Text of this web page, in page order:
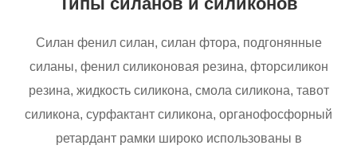
Силан фенил силан, силан фтора, подгонянные
силаны, фенил силиконовая резина, фторсиликон
резина, жидкость силикона, смола силикона, тавот
силикона, сурфактант силикона, органофосфорный
ретардант рамки широко использованы в